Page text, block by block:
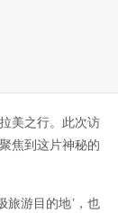
美之行。此次访
焦到这片神秘的
旅游目的地’，也